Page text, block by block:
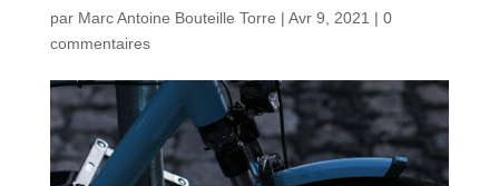
par Marc Antoine Bouteille Torre | Avr 9, 2021 | 0
commentaires